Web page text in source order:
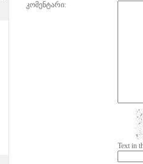
კომენტარი:
Text in